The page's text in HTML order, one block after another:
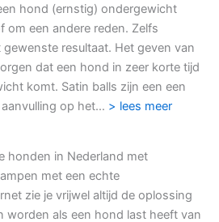
hond (ernstig) ondergewicht
om een andere reden. Zelfs
resultaat. Het geven van
dat een hond in zeer korte tijd
komt. Satin balls zijn een een
op het… > lees meer
honden in Nederland met
met een echte
zie je vrijwel altijd de oplossing
worden als een hond last heeft van